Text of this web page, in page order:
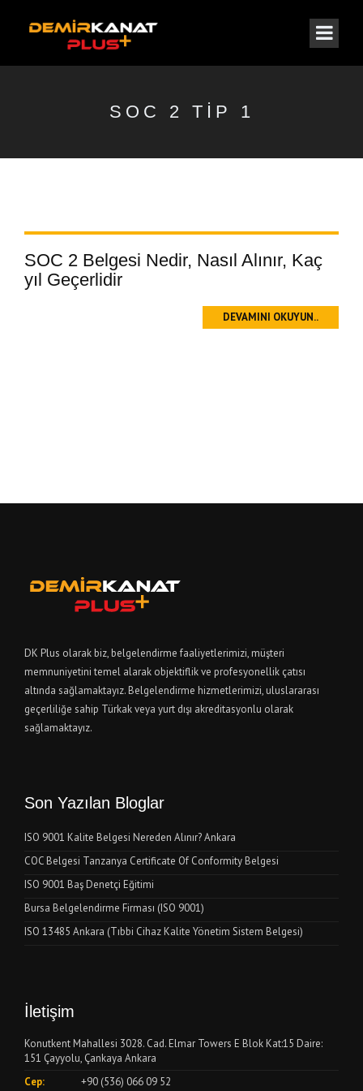
SOC 2 TIP 1
SOC 2 Belgesi Nedir, Nasıl Alınır, Kaç
yıl Geçerlidir
DEVAMINI OKUYUN..
DK Plus olarak biz, belgelendirme faaliyetlerimizi, müşteri
memnuniyetini temel alarak objektiflik ve profesyonellik çatısı
altında sağlamaktayız. Belgelendirme hizmetlerimizi, uluslararası
geçerliliğe sahip Türkak veya yurt dışı akreditasyonlu olarak
sağlamaktayız.
Son Yazılan Bloglar
ISO 9001 Kalite Belgesi Nereden Alınır? Ankara
COC Belgesi Tanzanya Certificate Of Conformity Belgesi
ISO 9001 Baş Denetçi Eğitimi
Bursa Belgelendirme Firması (ISO 9001)
ISO 13485 Ankara (Tıbbi Cihaz Kalite Yönetim Sistem Belgesi)
İletişim
Konutkent Mahallesi 3028. Cad. Elmar Towers E Blok Kat:15 Daire:
151 Çayyolu, Çankaya Ankara
Cep:
+90 (536) 066 09 52